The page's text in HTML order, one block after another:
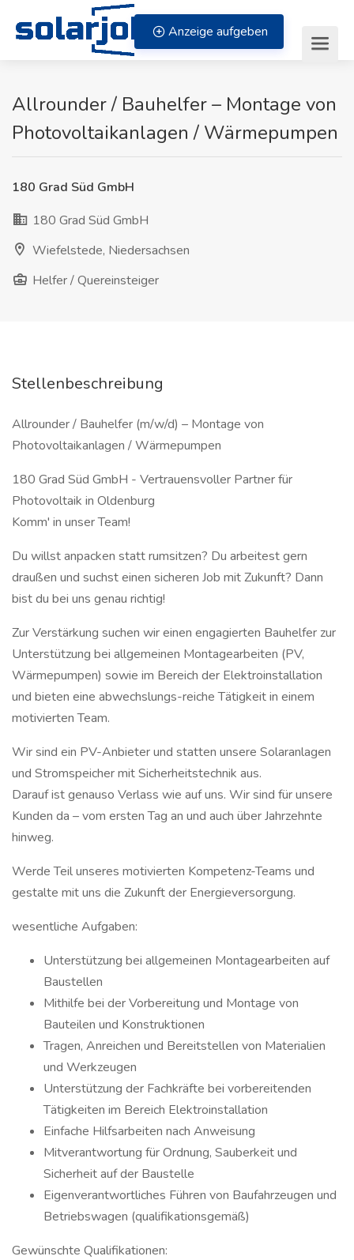
Zum Inhalt springen
Anzeige aufgeben
Allrounder / Bauhelfer – Montage von
Photovoltaikanlagen / Wärmepumpen
180 Grad Süd GmbH
180 Grad Süd GmbH
Wiefelstede, Niedersachsen
Helfer / Quereinsteiger
Stellenbeschreibung
Allrounder / Bauhelfer (m/w/d) – Montage von
Photovoltaikanlagen / Wärmepumpen
180 Grad Süd GmbH - Vertrauensvoller Partner für
Photovoltaik in Oldenburg
Komm' in unser Team!
Du willst anpacken statt rumsitzen? Du arbeitest gern
draußen und suchst einen sicheren Job mit Zukunft? Dann
bist du bei uns genau richtig!
Zur Verstärkung suchen wir einen engagierten Bauhelfer zur
Unterstützung bei allgemeinen Montagearbeiten (PV,
Wärmepumpen) sowie im Bereich der Elektroinstallation
und bieten eine abwechslungs-reiche Tätigkeit in einem
motivierten Team.
Wir sind ein PV-Anbieter und statten unsere Solaranlagen
und Stromspeicher mit Sicherheitstechnik aus.
Darauf ist genauso Verlass wie auf uns. Wir sind für unsere
Kunden da – vom ersten Tag an und auch über Jahrzehnte
hinweg.
Werde Teil unseres motivierten Kompetenz-Teams und
gestalte mit uns die Zukunft der Energieversorgung.
wesentliche Aufgaben:
Unterstützung bei allgemeinen Montagearbeiten auf
Baustellen
Mithilfe bei der Vorbereitung und Montage von
Bauteilen und Konstruktionen
Tragen, Anreichen und Bereitstellen von Materialien
und Werkzeugen
Unterstützung der Fachkräfte bei vorbereitenden
Tätigkeiten im Bereich Elektroinstallation
Einfache Hilfsarbeiten nach Anweisung
Mitverantwortung für Ordnung, Sauberkeit und
Sicherheit auf der Baustelle
Eigenverantwortliches Führen von Baufahrzeugen und
Betriebswagen (qualifikationsgemäß)
Gewünschte Qualifikationen: